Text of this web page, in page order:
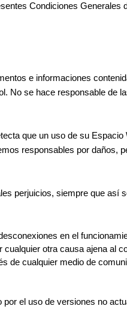
Condiciones
e informaciones
No se hace responsable de
que un uso de su
responsables por daños,
perjuicios, siempre que así
en el
otra causa ajena al
de cualquier medio de
el uso de versiones no